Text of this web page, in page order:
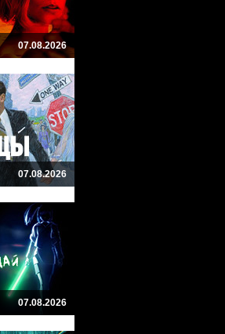
07.08.2026
07.08.2026
07.08.2026